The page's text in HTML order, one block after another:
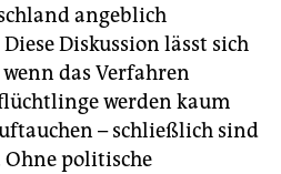
angeblich
Diskussion lässt sich
das Verfahren
werden kaum
– schließlich sind
Ohne politische